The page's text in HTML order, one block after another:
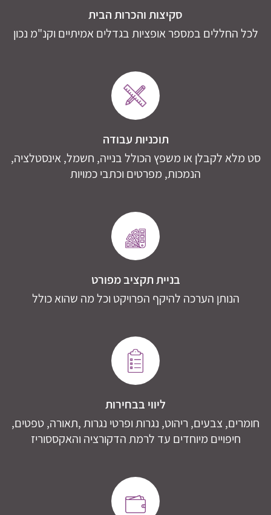
סקיצות והכרות הבית
לכל החללים במספר אופציות בגדלים אמיתיים וקנ"מ נכון
תוכניות עבודה
סט מלא לקבלן או משפץ הכולל בנייה, חשמל, אינסטלציה,
הנמכות, מפרטים וכתבי כמויות
בניית תקציב מפורט
הנותן הערכה להיקף הפרויקט וכל מה שהוא כולל
ליווי בבחירות
חומרים, צבעים, ריהוט, נגרות ופרטי נגרות ,תאורה, טפטים,
חיפויים מיוחדים עד לרמת הדקורציה והאקססוריז